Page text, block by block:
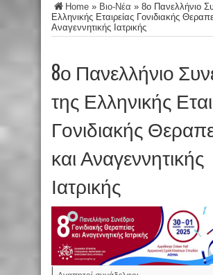
Home » Βιο-Νέα » 8ο Πανελλήνιο
Ελληνικής Εταιρείας Γονιδιακής
Αναγεννητικής Ιατρικής
8ο Πανελλήνιο
της Ελληνικής
Γονιδιακής
και Αναγεννητικής
Ιατρικής